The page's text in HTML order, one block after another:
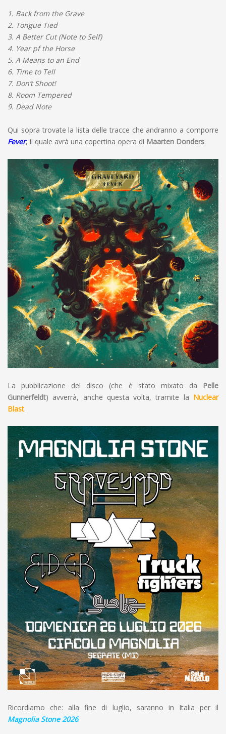
1. Back from the Grave
2. Tongue Tied
3. A Better Cut (Note to Self)
4. Year pf the Horse
5. A Means to an End
6. Time to Tell
7. Don’t Shoot!
8. Room Tempered
9. Dead Note
Qui sopra trovate la lista delle tracce che andranno a comporre
Fever, il quale avrà una copertina opera di Maarten Donders.
La pubblicazione del disco (che è stato mixato da
Pelle
Gunnerfeldt) avverrà, anche questa volta, tramite la Nuclear
Blast.
Ricordiamo che: alla fine di luglio, saranno in Italia per il
Magnolia Stone 2026.